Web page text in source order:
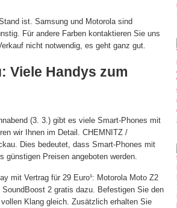
ist. Samsung und Motorola sind
Für andere Farben kontaktieren Sie uns
nicht notwendig, es geht ganz gut.
Viele Handys zum
(3. 3.) gibt es viele Smart-Phones mit
wir Ihnen im Detail. CHEMNITZ /
Dies bedeutet, dass Smart-Phones mit
günstigen Preisen angeboten werden.
mit Vertrag für 29 Euro¹: Motorola Moto Z2
2 gratis dazu. Befestigen Sie den
Klang gleich. Zusätzlich erhalten Sie